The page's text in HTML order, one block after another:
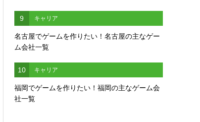
9 キャリア
名古屋でゲームを作りたい！名古屋の主なゲー
ム会社一覧
10 キャリア
福岡でゲームを作りたい！福岡の主なゲーム会
社一覧